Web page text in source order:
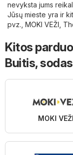
nevyksta jums
Jūsų mieste yra ir
pvz., MOKI VEŽI
Kitos
Buitis, sodas
MOKI VEŽI